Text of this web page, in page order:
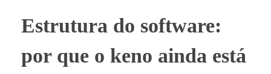
Estrutura do software:
por que o keno ainda está